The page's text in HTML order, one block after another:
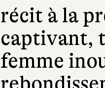
récit à la
captivant,
femme